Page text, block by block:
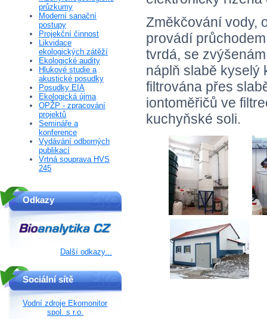
Změkčování vody,
provádí
tvrdá, se
náplň slabě kyselý
filtrována přes
iontoměřičů ve
kuchyňské soli.
průzkumy
Moderní sanační
postupy
Projekční činnost
Likvidace
ekologických zátěží
Ekologické audity
Hlukové studie a
akustické posudky
Posudky EIA
Ekologická újma
OPŽP - zpracování
projektů
Semináře a
konference
Vydávání odborných
publikací
Vrtná souprava HVS
245
Odkazy
Další odkazy...
Sociální sítě
Vodní zdroje Ekomonitor
spol. s r.o.